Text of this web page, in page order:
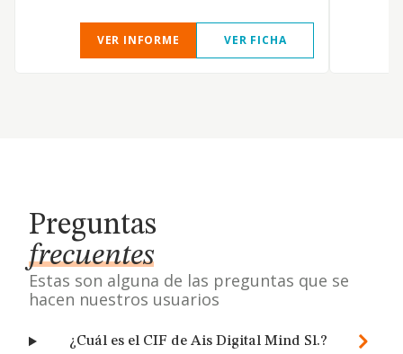
VER INFORME VER FICHA
Preguntas
frecuentes
Estas son alguna de las preguntas que se
hacen nuestros usuarios
¿Cuál es el CIF de Ais Digital Mind Sl.?